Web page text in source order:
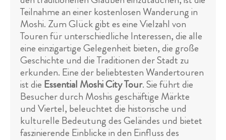
Teilnahme an einer kostenlosen Wanderung in
Moshi. Zum Glück gibt es eine Vielzahl von
Touren für unterschiedliche Interessen, die alle
eine einzigartige Gelegenheit bieten, die große
Geschichte und die Traditionen der Stadt zu
erkunden. Eine der beliebtesten Wandertouren
ist die Essential Moshi City Tour. Sie führt die
Besucher durch Moshis geschäftige Märkte
und Viertel, beleuchtet die historische und
kulturelle Bedeutung des Geländes und bietet
faszinierende Einblicke in den Einfluss des